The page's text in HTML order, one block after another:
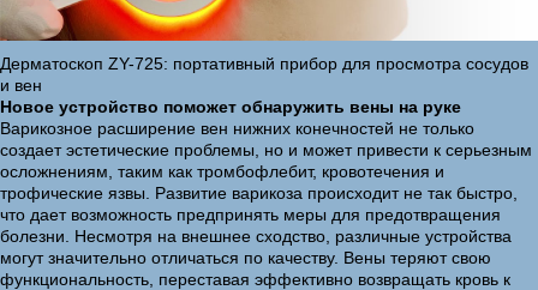
Дерматоскоп ZY-725: портативный прибор для просмотра сосудов
и вен
Новое устройство поможет обнаружить вены на руке
Варикозное расширение вен нижних конечностей не только
создает эстетические проблемы, но и может привести к серьезным
осложнениям, таким как тромбофлебит, кровотечения и
трофические язвы. Развитие варикоза происходит не так быстро,
что дает возможность предпринять меры для предотвращения
болезни. Несмотря на внешнее сходство, различные устройства
могут значительно отличаться по качеству. Вены теряют свою
функциональность, переставая эффективно возвращать кровь к